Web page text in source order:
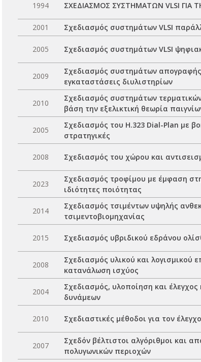
1994 ΣΧΕΔΙΑΣΜΟΣ ΣΥΣΤΗΜΑΤΩΝ VLSI ΓΙΑ
2001
Σχεδιασμός συστημάτων VLSI
2005 Σχεδιασμός συστημάτων VLSI
2009
Σχεδιασμός συστημάτων
εγκαταστάσεις διυλιστηρίων
2010
Σχεδιασμός συστημάτων
βάση την εξελικτική θεωρία
2005
Σχεδιασμός του H.323 Dial-Plan με
στρατηγικές
2008 Σχεδιασμός του χώρου και
2023
Σχεδιασμός τροφίμου με έμφαση
ιδιότητες ποιότητας
2014
Σχεδιασμός τσιμέντων υψηλής
τσιμεντοβιομηχανίας
2015 Σχεδιασμός υβριδικού εδράνου
2008
Σχεδιασμός υλικού και
κατανάλωση ισχύος
2004
Σχεδιασμός, υλοποίηση και
δυνάμεων
2010 Σχεδιαστικές μέθοδοι για τον
2007
Σχεδόν βέλτιστοι αλγόριθμοι και
πολυγωνικών περιοχών